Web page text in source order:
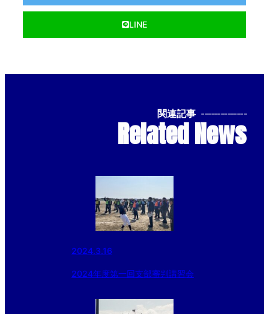
LINE
関連記事 --------------
Related News
2024.3.16
2024年度第一回支部審判講習会